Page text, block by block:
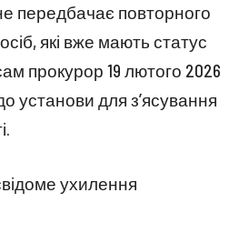
передбачає повторного
які вже мають статус
прокурор 19 лютого 2026
установи для з’ясування
ухилення